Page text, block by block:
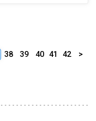
38 39 40 41 42 >